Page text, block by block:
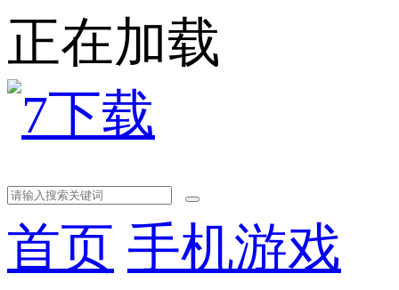
正在加载
首页 手机游戏